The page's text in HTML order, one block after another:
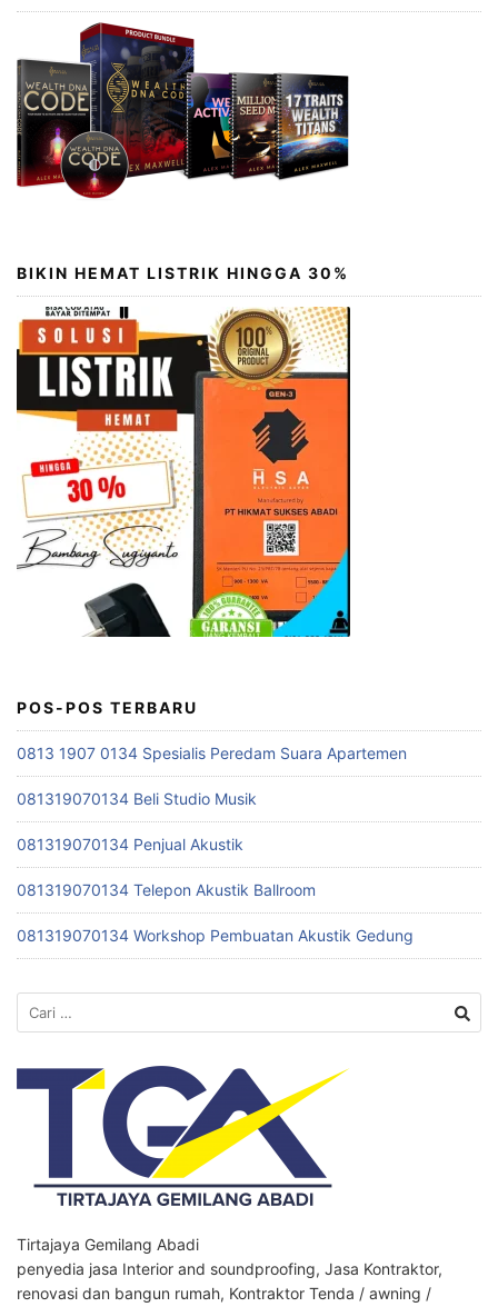
BIKIN HEMAT LISTRIK HINGGA 30%
POS-POS TERBARU
0813 1907 0134 Spesialis Peredam Suara Apartemen
081319070134 Beli Studio Musik
081319070134 Penjual Akustik
081319070134 Telepon Akustik Ballroom
081319070134 Workshop Pembuatan Akustik Gedung
Cari
untuk:
Tirtajaya Gemilang Abadi
penyedia jasa Interior and soundproofing, Jasa Kontraktor,
renovasi dan bangun rumah, Kontraktor Tenda / awning /